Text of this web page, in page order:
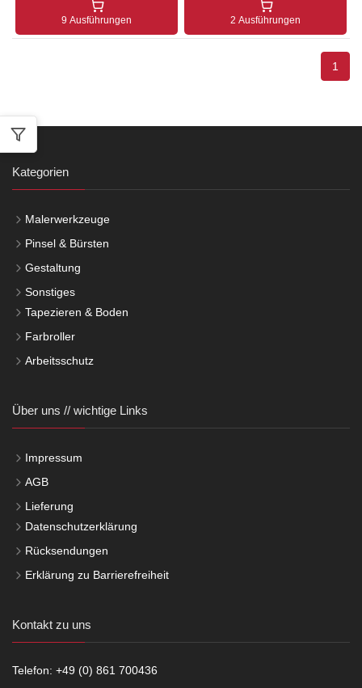
9 Ausführungen 2 Ausführungen
1
Kategorien
Malerwerkzeuge
Pinsel & Bürsten
Gestaltung
Sonstiges
Tapezieren & Boden
Farbroller
Arbeitsschutz
Über uns // wichtige Links
Impressum
AGB
Lieferung
Datenschutzerklärung
Rücksendungen
Erklärung zu Barrierefreiheit
Kontakt zu uns
Telefon: +49 (0) 861 700436